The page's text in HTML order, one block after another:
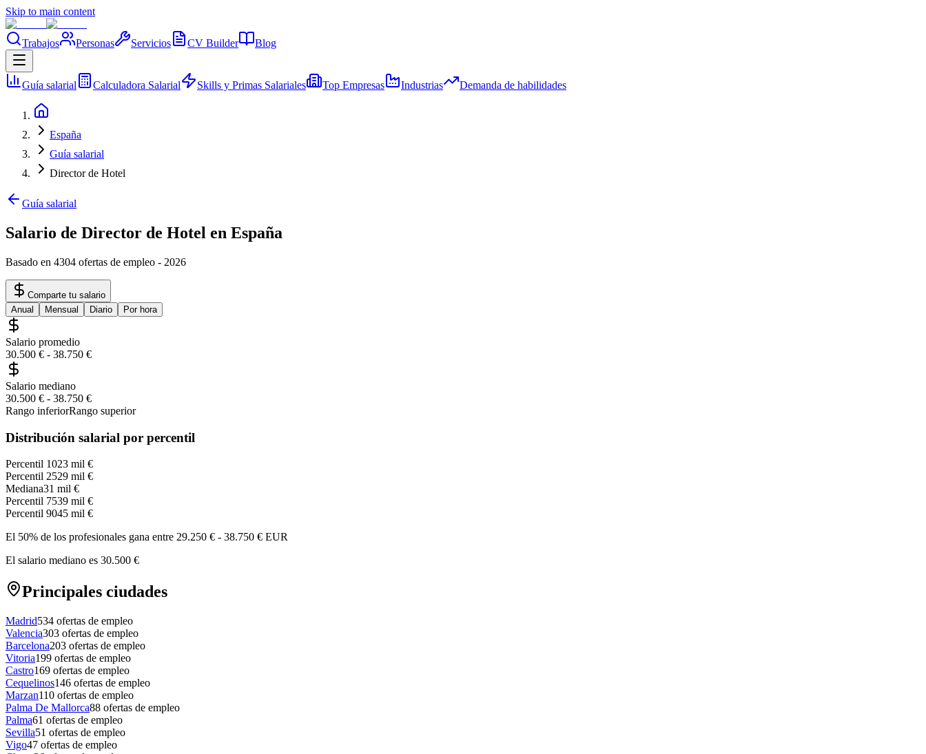
Skip to main content
Trabajos Personas Servicios CV Builder Blog
Guía salarial Calculadora Salarial Skills y Primas Salariales Top Empresas Industrias Demanda de habilidades
España
Guía salarial
Director de Hotel
Guía salarial
Salario de Director de Hotel en España
Basado en 4304 ofertas de empleo - 2026
Comparte tu salario
Anual
Mensual Diario Por hora
Salario promedio
30.500 € - 38.750 €
Salario mediano
30.500 € - 38.750 €
Rango inferiorRango superior
Distribución salarial por percentil
Percentil 1023 mil €
Percentil 2529 mil €
Mediana31 mil €
Percentil 7539 mil €
Percentil 9045 mil €
El 50% de los profesionales gana entre 29.250 € - 38.750 € EUR
El salario mediano es 30.500 €
Principales ciudades
Madrid534 ofertas de empleo
Valencia303 ofertas de empleo
Barcelona203 ofertas de empleo
Vitoria199 ofertas de empleo
Castro169 ofertas de empleo
Cequelinos146 ofertas de empleo
Marzan110 ofertas de empleo
Palma De Mallorca88 ofertas de empleo
Palma61 ofertas de empleo
Sevilla51 ofertas de empleo
Vigo47 ofertas de empleo